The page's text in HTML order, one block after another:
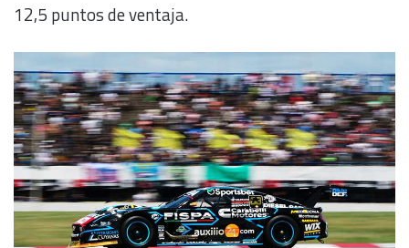
12,5 puntos de ventaja.